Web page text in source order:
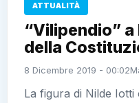
ATTUALITÀ
“Vilipendio” a
della
8 Dicembre 2019 - 00:02
La figura di Nilde Iotti